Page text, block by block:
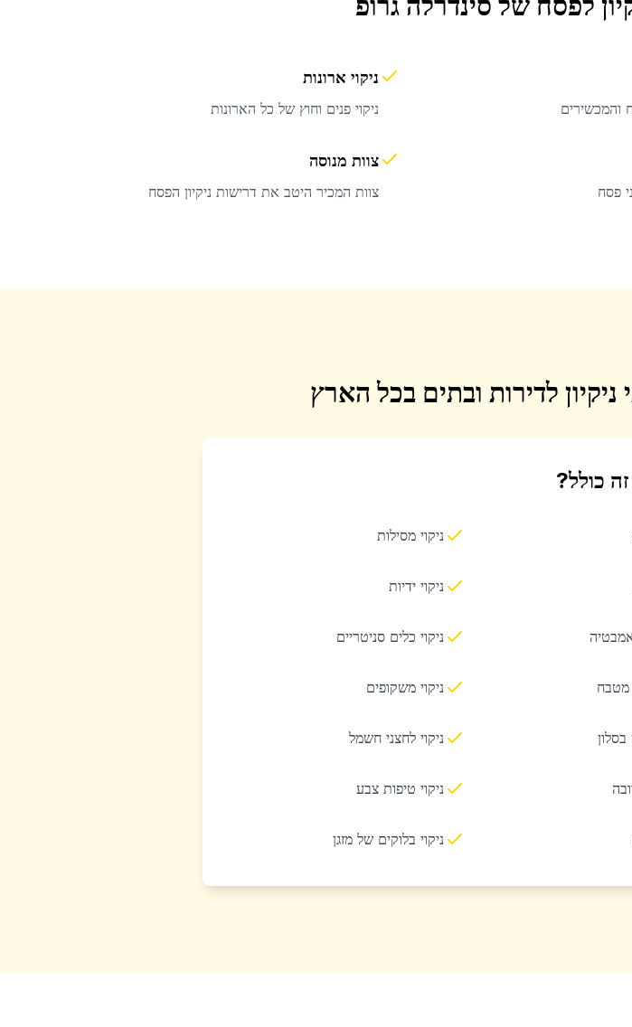
והמכשירים
ניקוי ארונות
ניקוי פנים וחוץ של כל הארונות
פסח
צוות מנוסה
צוות המכיר היטב את דרישות ניקיון הפסח
לדירות ובתים בכל הארץ
כולל?
ניקוי מסילות
ניקוי ידיות
אמבטיה ניקוי כלים סניטריים
מטבח ניקוי משקופים
בסלון ניקוי לחצני חשמל
ניקוי טיפות צבע
ניקוי בלוקים של מזגן